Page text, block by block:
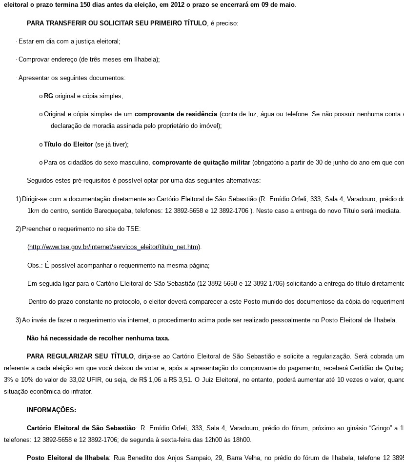
eleitoral o prazo termina 150 dias antes da eleição, em 2012 o prazo se encerrará em 09 de maio.
PARA TRANSFERIR OU SOLICITAR SEU PRIMEIRO TÍTULO , é preciso:
· Estar em dia com a justiça eleitoral;
· Comprovar endereço (de três meses em Ilhabela);
· Apresentar os seguintes documentos:
o RG original e cópia simples;
o Original e cópia simples de umcomprovante de residência(conta de luz, água ou telefone. Se não possuir nenhuma conta
declaração de moradia assinada pelo proprietário do imóvel);
o Título do Eleitor (se já tiver);
o Para os cidadãos do sexo masculino, comprovante de quitação militar (obrigatório a partir de 30 de junho do ano em que
Seguidos estes pré-requisitos é possível optar por uma das seguintes alternativas:
1) Dirigir-se com a documentação diretamente ao Cartório Eleitoral de São Sebastião (R. Emídio Orfeli, 333, Sala 4, Varadouro, prédio
1km do centro, sentido Barequeçaba, telefones: 12 3892-5658 e 12 3892-1706 ). Neste caso a entrega do novo Título será imediata.
2) Preencher o requerimento no site do TSE:
(http://www.tse.gov.br/internet/servicos_eleitor/titulo_net.htm).
Obs.: É possível acompanhar o requerimento na mesma página;
Em seguida ligar para o Cartório Eleitoral de São Sebastião (12 3892-5658 e 12 3892-1706) solicitando a entrega do título
Dentro do prazo constante no protocolo, o eleitor deverá comparecer a este Posto munido dos documentose da cópia do
3)Ao invés de fazer o requerimento via internet, o procedimento acima pode ser realizado pessoalmente no Posto Eleitoral de Ilhabela.
Não há necessidade de recolher nenhuma taxa.
PARA REGULARIZAR SEU TÍTULO, dirija-se ao Cartório Eleitoral de São Sebastião e solicite a regularização. Será cobrada
referente a cada eleição em que você deixou de votar e, após a apresentação do comprovante do pagamento, receberá Certidão de
3% e 10% do valor de 33,02 UFIR, ou seja, de R$ 1,06 a R$ 3,51. O Juiz Eleitoral, no entanto, poderá aumentar até 10 vezes o valor,
situação econômica do infrator.
INFORMAÇÕES:
Cartório Eleitoral de São Sebastião: R. Emídio Orfeli, 333, Sala 4, Varadouro, prédio do fórum, próximo ao ginásio “Gringo” a
telefones: 12 3892-5658 e 12 3892-1706; de segunda à sexta-feira das 12h00 às 18h00.
Posto Eleitoral de Ilhabela: Rua Benedito dos Anjos Sampaio, 29, Barra Velha, no prédio do fórum de Ilhabela, telefone 12